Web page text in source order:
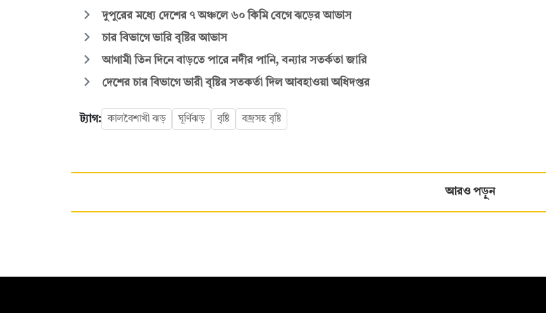
দুপুরের মধ্যে দেশের ৭ অঞ্চলে ৬০ কিমি বেগে ঝড়ের আভাস
চার বিভাগে ভারি বৃষ্টির আভাস
আগামী তিন দিনে বাড়তে পারে নদীর পানি, বন্যার সতর্কতা জারি
দেশের চার বিভাগে ভারী বৃষ্টির সতকর্তা দিল আবহাওয়া অধিদপ্তর
ট্যাগ: কালবৈশাখী ঝড় ঘূর্ণিঝড় বৃষ্টি বজ্রসহ বৃষ্টি
আরও পড়ুন